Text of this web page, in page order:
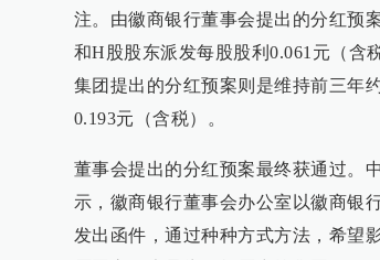
注。由徽商银行董事会提出的分红预
和H股股东派发每股股利0.061元（含
集团提出的分红预案则是维持前三年
0.193元（含税）。
董事会提出的分红预案最终获通过。
示，徽商银行董事会办公室以徽商银
发出函件，通过种种方式方法，希望